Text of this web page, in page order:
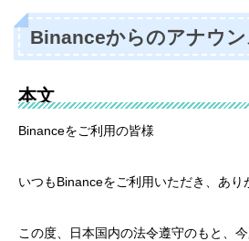
Binanceからのアナウン
本文
Binanceをご利用の皆様
いつもBinanceをご利用いただき、あり
この度、日本国内の法令遵守のもと、